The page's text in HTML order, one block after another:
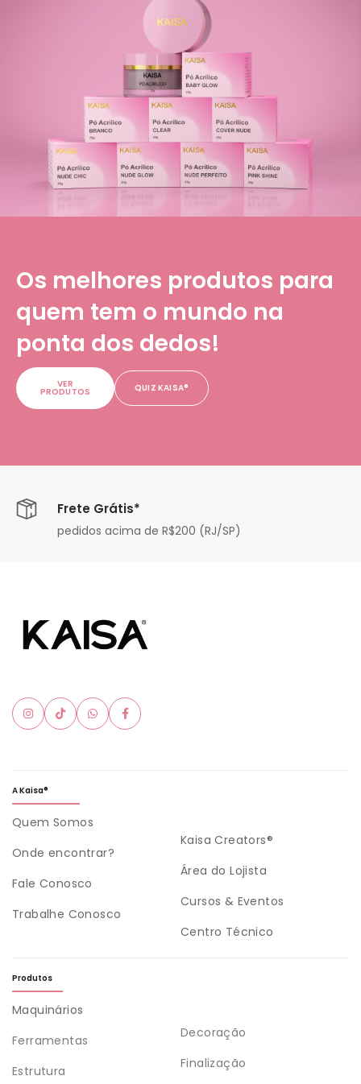
Os melhores produtos para
quem tem o mundo na
ponta dos dedos!
VER
PRODUTOS QUIZ KAISA®
Frete Grátis*
pedidos acima de R$200 (RJ/SP)
A Kaisa®
Quem Somos
Onde encontrar?
Fale Conosco
Trabalhe Conosco
Kaisa Creators®
Área do Lojista
Cursos & Eventos
Centro Técnico
Produtos
Maquinários
Ferramentas
Estrutura
Decoração
Finalização